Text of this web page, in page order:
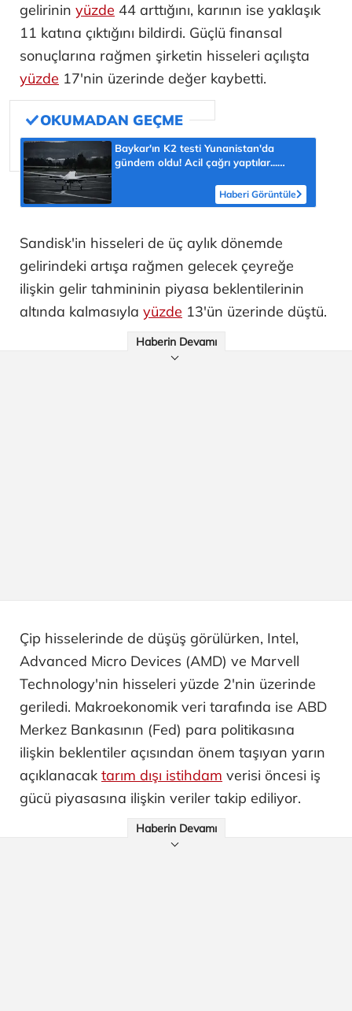
gelirinin yüzde 44 arttığını, karının ise yaklaşık
11 katına çıktığını bildirdi. Güçlü finansal
sonuçlarına rağmen şirketin hisseleri açılışta
yüzde 17'nin üzerinde değer kaybetti.
Baykar'ın K2 testi Yunanistan'da
gündem oldu! Acil çağrı yaptılar...
Haberi Görüntüle
Sandisk'in hisseleri de üç aylık dönemde
gelirindeki artışa rağmen gelecek çeyreğe
ilişkin gelir tahmininin piyasa beklentilerinin
altında kalmasıyla yüzde 13'ün üzerinde düştü.
Haberin Devamı
Çip hisselerinde de düşüş görülürken, Intel,
Advanced Micro Devices (AMD) ve Marvell
Technology'nin hisseleri yüzde 2'nin üzerinde
geriledi. Makroekonomik veri tarafında ise ABD
Merkez Bankasının (Fed) para politikasına
ilişkin beklentiler açısından önem taşıyan yarın
açıklanacak tarım dışı istihdam verisi öncesi iş
gücü piyasasına ilişkin veriler takip ediliyor.
Haberin Devamı